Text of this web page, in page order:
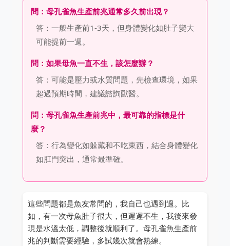
問：母孔雀魚生產前兆通常多久前出現？
答：一般生產前1-3天，但身體變化如肚子變大
可能提前一週。
問：如果母魚一直不生，該怎麼辦？
答：可能是壓力或水質問題，先檢查環境，如果
超過預期時間，建議諮詢獸醫。
問：母孔雀魚生產前兆中，最可靠的指標是什
麼？
答：行為變化如躲藏和不吃東西，結合身體變化
如肛門突出，通常最準確。
這些問題都是魚友常問的，我自己也遇到過。比
如，有一次母魚肚子很大，但遲遲不生，我後來發
現是水溫太低，調整後就順利了。母孔雀魚生產前
兆的判斷需要經驗，多試幾次就會熟練。